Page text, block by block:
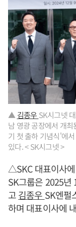
▲ 김종우 SK시그넷
남 영광 공장에서 개
기 첫 출하 기념식'에
있다. < SK시그넷 >
△SKC 대표이사
SK그룹은 2025년
고김종우 SK엔펄
하며 대표이사에